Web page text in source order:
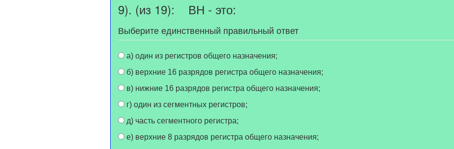
9). (из 19): ВН - это:
Выберите единственный правильный ответ
а) один из регистров общего назначения;
б) верхние 16 разрядов регистра общего назначения;
в) нижние 16 разрядов регистра общего назначения;
г) один из сегментных регистров;
д) часть сегментного регистра;
е) верхние 8 разрядов регистра общего назначения;